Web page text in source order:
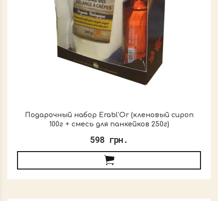
Подарочный набор Erabl'Or (кленовый сироп
100г + смесь для панкейков 250г)
598 грн.